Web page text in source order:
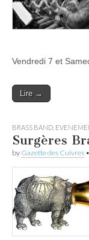
Vendredi 7 et
Lire →
BRASS BAND
Surgères
by Gazette des Cuivres •